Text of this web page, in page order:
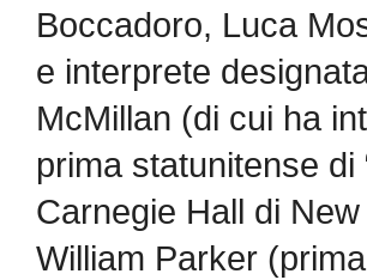
Boccadoro, Luca
e interprete
McMillan (di cui ha
prima statunitense di
Carnegie Hall di
William Parker